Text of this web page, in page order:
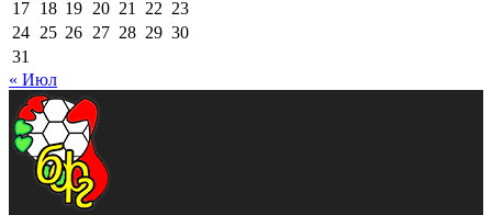
17 18 19 20 21 22 23
24 25 26 27 28 29 30
31
« Июл